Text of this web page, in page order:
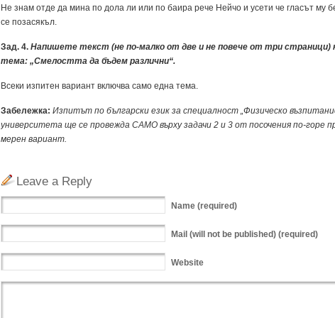
Не знам от­де да ми­на по до­ла ли или по ба­и­ра ре­че Ней­чо и усе­ти че гласът му
се по­за­сякъл.
Зад. 4. На­пи­ше­те текст (не по-мал­ко от две и не по­ве­че от три стра­ни­ци)
те­ма: „Сме­ло­ст­та да бъ­дем раз­лич­ни“.
Все­ки из­пи­тен ва­ри­ант включ­ва са­мо ед­на те­ма.
За­бе­леж­ка: Из­питът по бъл­га­рс­ки език за спе­ци­ал­ност „Фи­зи­чес­ко
уни­вер­си­те­та ще се про­веж­да СА­МО вър­ху за­да­чи 2 и 3 от по­со­че­ния по-го­ре
ме­рен ва­ри­ант.
Leave a Reply
Name(required)
Mail (will not be published) (required)
Website